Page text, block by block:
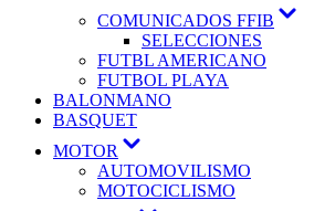
COMUNICADOS FFIB
SELECCIONES
FUTBL AMERICANO
FUTBOL PLAYA
BALONMANO
BASQUET
MOTOR
AUTOMOVILISMO
MOTOCICLISMO